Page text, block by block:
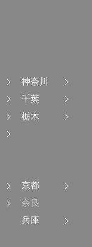
神奈川
千葉
栃木
京都
奈良
兵庫